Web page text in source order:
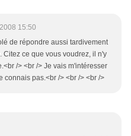
15:50
de répondre aussi tardivement
Citez ce que vous voudrez, il n'y
/> <br /> Je vais m'intéresser
connais pas.<br /> <br /> <br />